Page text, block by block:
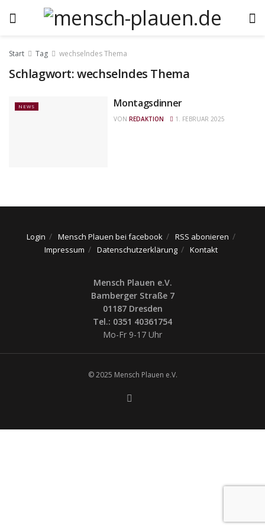
Start Tag wechselndes Thema
Schlagwort:wechselndes Thema
NEWS Montagsdinner
VON REDAKTION 1. FEBRUAR 2025
Login Mensch Plauen bei facebook
RSS abonieren
Impressum
Datenschutzerklärung Kontakt
Mensch Plauen e.V.
Bamberger Straße 7
01187 Dresden
Tel.: 0351 40361754
Mo-Fr 9-17 Uhr
© 2025 Mensch Plauen e.V.